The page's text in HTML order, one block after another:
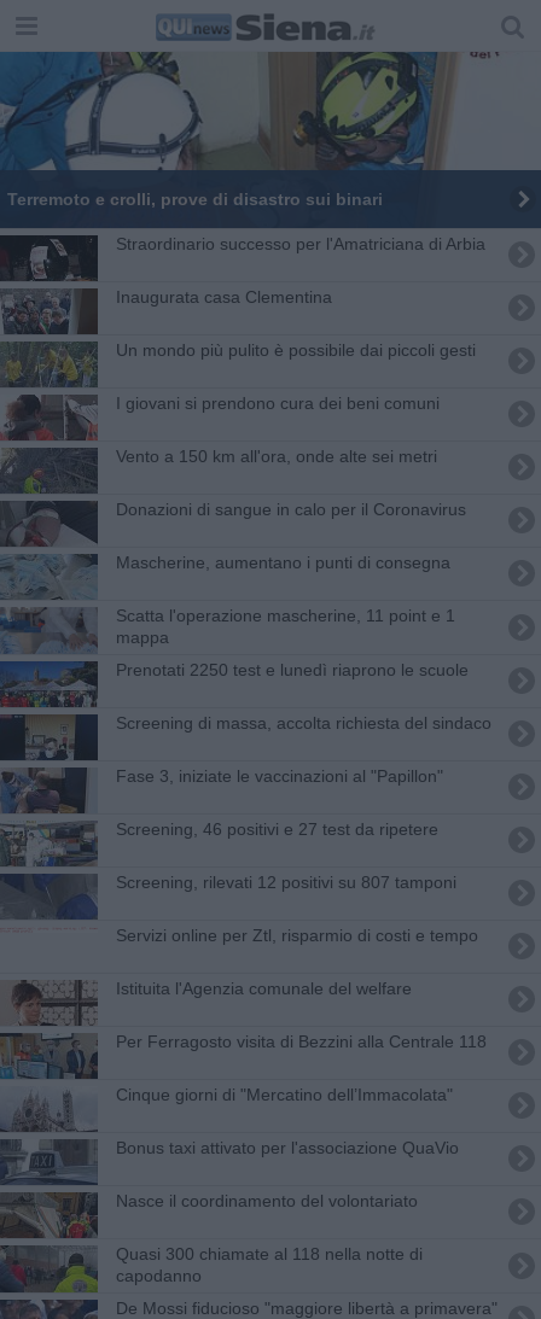
Terremoto e crolli, prove di disastro sui binari
Straordinario successo per l'Amatriciana di Arbia
Inaugurata casa Clementina
Un mondo più pulito è possibile dai piccoli gesti
I giovani si prendono cura dei beni comuni
Vento a 150 km all'ora, onde alte sei metri
Donazioni di sangue in calo per il Coronavirus
Mascherine, aumentano i punti di consegna
Scatta l'operazione mascherine, 11 point e 1
mappa
Prenotati 2250 test e lunedì riaprono le scuole
Screening di massa, accolta richiesta del sindaco
Fase 3, iniziate le vaccinazioni al "Papillon"
Screening, 46 positivi e 27 test da ripetere
Screening, rilevati 12 positivi su 807 tamponi
Servizi online per Ztl, risparmio di costi e tempo
Istituita l'Agenzia comunale del welfare
Per Ferragosto visita di Bezzini alla Centrale 118
Cinque giorni di "Mercatino dell’Immacolata"
Bonus taxi attivato per l'associazione QuaVio
Nasce il coordinamento del volontariato
Quasi 300 chiamate al 118 nella notte di
capodanno
De Mossi fiducioso "maggiore libertà a primavera"